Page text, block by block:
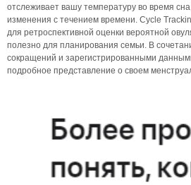
отслеживает вашу температуру во время
изменения с течением времени. Cycle
для ретроспективной оценки вероятной
полезно для планирования семьи. В
сокращений и зарегистрированными
подробное представление о своем